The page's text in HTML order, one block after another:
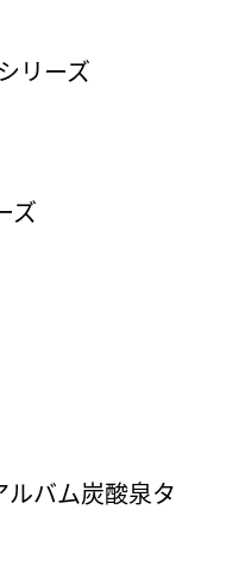
リーズ
ズ
バム炭酸泉タ